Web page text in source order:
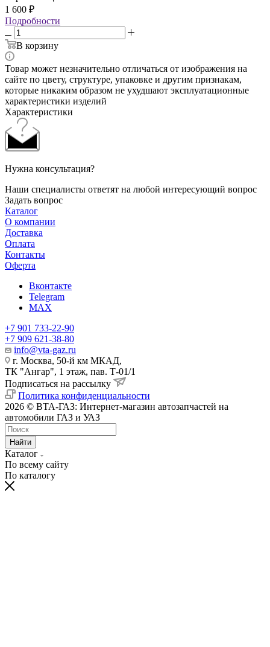
1 600 ₽
Подробности
В корзину
Товар может незначительно отличаться от изображения на
сайте по цвету, структуре, упаковке и другим признакам,
которые никаким образом не ухудшают эксплуатационные
характеристики изделий
Характеристики
Нужна консультация?
Наши специалисты ответят на любой интересующий вопрос
Задать вопрос
Каталог
О компании
Доставка
Оплата
Контакты
Оферта
Вконтакте
Telegram
MAX
+7 901 733-22-90
+7 909 621-38-80
info@vta-gaz.ru
г. Москва, 50-й км МКАД,
ТК "Ангар", 1 этаж, пав. Т-01/1
Подписаться на рассылку
Политика конфиденциальности
2026 © ВТА-ГАЗ: Интернет-магазин автозапчастей на
автомобили ГАЗ и УАЗ
Найти
Каталог
По всему сайту
По каталогу